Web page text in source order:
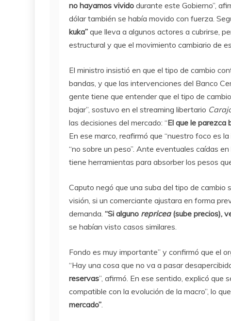
no hayamos vivido durante este Gobierno”,
dólar también se había movido con fuerza.
kuka” que lleva a algunos actores a cubrirse,
estructural y que el movimiento cambiario de
El ministro insistió en que el tipo de cambio
bandas, y que las intervenciones del Banco
gente tiene que entender que el tipo de
bajar”, sostuvo en el streaming libertario
las decisiones del mercado: “El que le parezca
En ese marco, reafirmó que “nuestro foco es
“no sobre un peso”. Ante eventuales caídas
tiene herramientas para absorber los pesos
Caputo negó que una suba del tipo de cambio
visión, si un comerciante ajustara en forma
demanda. “Si alguno repricea (sube precios),
se habían visto casos similares.
Fondo es muy importante” y confirmó que el
“Hay una cosa que no va a pasar
reservas”, afirmó. En ese sentido, explicó que
compatible con la evolución de la macro”, lo
mercado”.